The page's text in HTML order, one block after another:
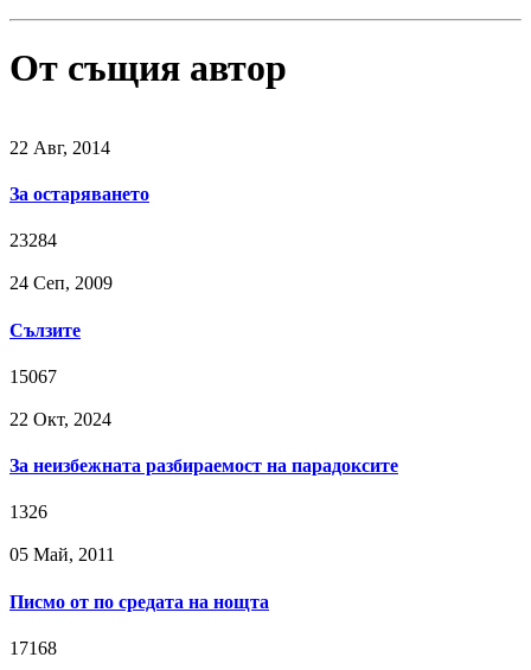
От същия автор
22 Авг, 2014
За остаряването
23284
24 Сeп, 2009
Сълзите
15067
22 Окт, 2024
За неизбежната разбираемост на парадоксите
1326
05 Май, 2011
Писмо от по средата на нощта
17168